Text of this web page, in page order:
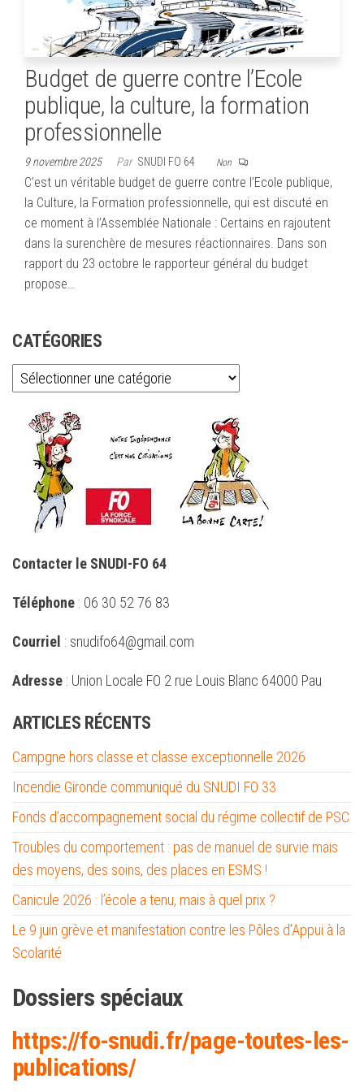
Budget de guerre contre l’Ecole
publique, la culture, la formation
professionnelle
9 novembre 2025 Par SNUDI FO 64 Non
C’est un véritable budget de guerre contre l’Ecole publique,
la Culture, la Formation professionnelle, qui est discuté en
ce moment à l’Assemblée Nationale : Certains en rajoutent
dans la surenchère de mesures réactionnaires. Dans son
rapport du 23 octobre le rapporteur général du budget
propose…
CATÉGORIES
Catégories
Contacter le SNUDI-FO 64
Téléphone : 06 30 52 76 83
Courriel : snudifo64@gmail.com
Adresse : Union Locale FO 2 rue Louis Blanc 64000 Pau
ARTICLES RÉCENTS
Campgne hors classe et classe exceptionnelle 2026
Incendie Gironde communiqué du SNUDI FO 33
Fonds d’accompagnement social du régime collectif de PSC
Troubles du comportement : pas de manuel de survie mais
des moyens, des soins, des places en ESMS !
Canicule 2026 : l’école a tenu, mais à quel prix ?
Le 9 juin grève et manifestation contre les Pôles d’Appui à la
Scolarité
Dossiers spéciaux
https://fo-snudi.fr/page-toutes-les-
publications/